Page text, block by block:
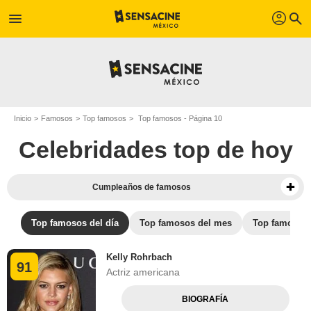
menu profil search
Inicio Famosos Top famosos Top famosos - Página 10
Celebridades top de hoy
Cumpleaños de famosos
Top famosos del día Top famosos del mes Top
91
Kelly Rohrbach
Actriz americana
BIOGRAFÍA